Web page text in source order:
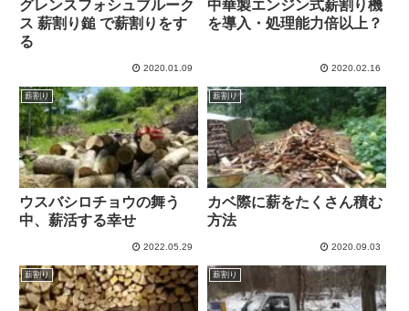
グレンスフォシュブルーク
ス 薪割り鎚 で薪割りをす
る
2020.01.09
中華製エンジン式薪割り機
を導入・処理能力倍以上？
2020.02.16
薪割り
ウスバシロチョウの舞う
中、薪活する幸せ
2022.05.29
薪割り
カベ際に薪をたくさん積む
方法
2020.09.03
薪割り 薪割り